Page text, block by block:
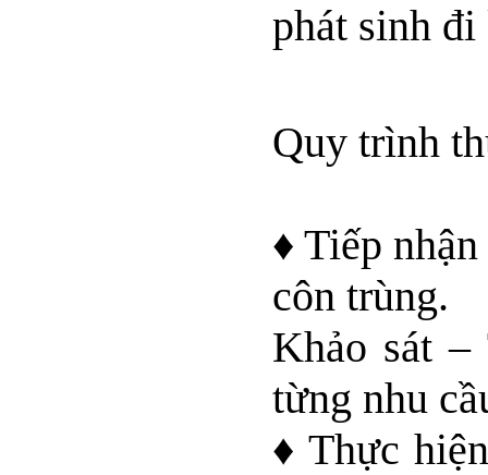
phát sinh đi
Quy trình
♦ Tiếp
côn trùng.
Khảo sát
từng nhu
♦ Thực